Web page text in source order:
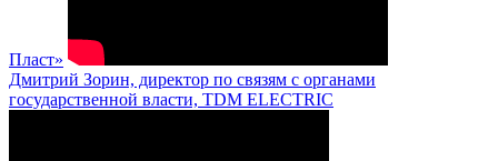
Пласт»
Дмитрий Зорин, директор по связям с органами
государственной власти, TDM ELECTRIC